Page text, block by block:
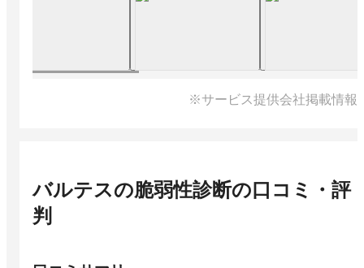
※サービス提供会社掲載情報
バルテスの脆弱性診断の口コミ・評
判